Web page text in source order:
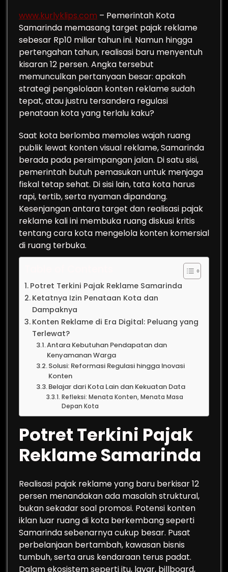
www.kurlyklips.com – Pemerintah Kota
Samarinda memasang target pajak reklame
sebesar Rp10 miliar tahun ini. Namun hingga
pertengahan tahun, realisasi baru menyentuh
kisaran 12 persen. Angka tersebut
memunculkan pertanyaan besar: apakah
strategi pengelolaan konten reklame sudah
tepat, atau justru tersandera regulasi
penataan kota yang terlalu kaku?
Saat kota berlomba memoles wajah ruang
publik lewat konten visual reklame, Samarinda
berada pada persimpangan jalan. Di satu sisi,
pemerintah butuh pemasukan untuk menjaga
fiskal tetap sehat. Di sisi lain, tata kota harus
rapi, tertib, serta nyaman dipandang.
Kesenjangan antara target dan realisasi pajak
reklame kali ini membuka ruang diskusi kritis
tentang cara kota mengelola konten komersial
di ruang terbuka.
Potret Terkini Pajak Reklame Samarinda
Ketatnya Izin Penataan Kota dan
Dampaknya
Konten Reklame di Era Digital: Peluang yang
Terlewat?
Antara Kebutuhan Pendapatan dan
Kenyamanan Warga
Solusi: Reformasi Regulasi hingga Inovasi
Konten
Belajar dari Kota Lain dan Kekuatan Data
Refleksi: Menata Konten, Menata Masa
Depan Kota
Potret Terkini Pajak
Reklame Samarinda
Realisasi pajak reklame yang baru berkisar 12
persen menandakan ada masalah struktural,
bukan sekadar soal promosi. Potensi konten
iklan luar ruang di kota berkembang seperti
Samarinda sebenarnya cukup besar. Pusat
perbelanjaan bertambah, kawasan bisnis
tumbuh, serta arus kendaraan terus padat.
Dalam ekosistem seperti itu, layar, billboard,